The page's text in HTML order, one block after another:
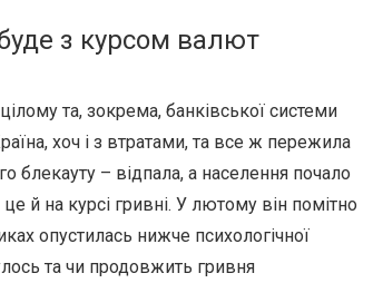
з курсом валют
та, зокрема, банківської системи
хоч і з втратами, та все ж пережила
блекауту – відпала, а населення почало
й на курсі гривні. У лютому він помітно
опустилась нижче психологічної
та чи продовжить гривня